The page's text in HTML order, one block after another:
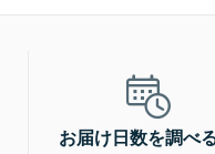
お届け日数を調べ